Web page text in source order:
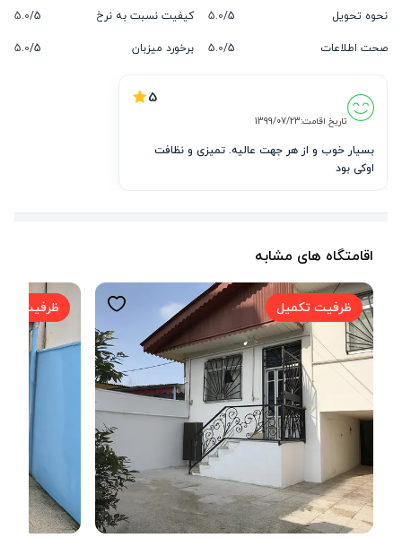
نحوه تحویل
5/
5.0 کیفیت نسبت به نرخ 5/
5.0
صحت اطلاعات
5/
5.0 برخورد میزبان 5/
5.0
5
تاریخ اقامت:1399/07/23
اوکی بود
اقامتگاه های مشابه
ظرفیت تکمیل ظرفیت